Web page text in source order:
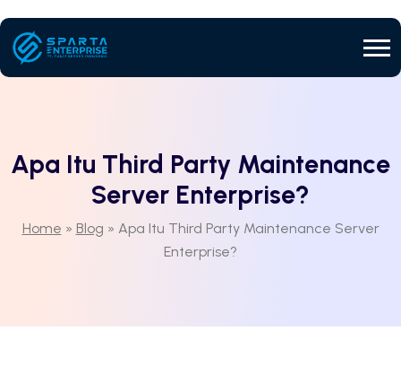
Apa Itu Third Party Maintenance
Server Enterprise?
Home » Blog » Apa Itu Third Party Maintenance Server
Enterprise?